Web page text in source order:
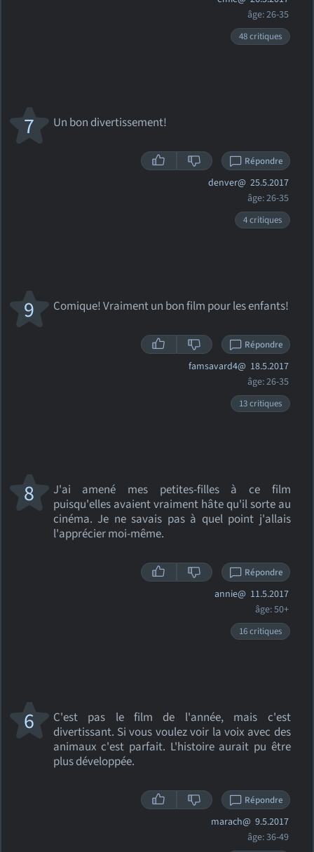
âge: 26-35
48 critiques
Un bon divertissement!
7
Répondre
denver@ 25.5.2017
âge: 26-35
4 critiques
Comique! Vraiment un bon film pour les enfants!
9
Répondre
famsavard4@ 18.5.2017
âge: 26-35
13 critiques
J'ai amené mes petites-filles à ce film
puisqu'elles avaient vraiment hâte qu'il sorte au
cinéma. Je ne savais pas à quel point j'allais
l'apprécier moi-même.
8
Répondre
annie@ 11.5.2017
âge: 50+
16 critiques
C'est pas le film de l'année, mais c'est
divertissant. Si vous voulez voir la voix avec des
animaux c'est parfait. L'histoire aurait pu être
plus développée.
6
Répondre
marach@ 9.5.2017
âge: 36-49